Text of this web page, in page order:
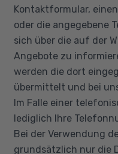
Kontaktformular,
oder die angegebene
sich über die auf der
Angebote zu
werden die dort
übermittelt und bei
Im Falle einer
lediglich Ihre
Bei der Verwendung
grundsätzlich nur die